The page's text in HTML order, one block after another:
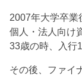
2007年大学卒業
個人・法人向け
33歳の時、入行
その後、ファイ